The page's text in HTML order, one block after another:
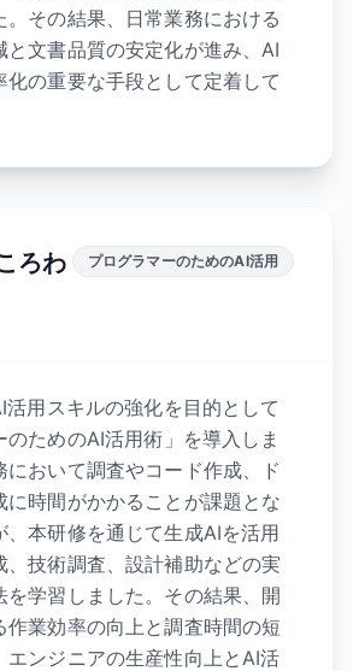
。その結果、日常業務における
と文書品質の安定化が進み、AI
化の重要な手段として定着して
ろわ
プログラマーのためのAI活用
活用スキルの強化を目的として
のためのAI活用術」を導入しま
において調査やコード作成、ド
に時間がかかることが課題とな
、本研修を通じて生成AIを活用
、技術調査、設計補助などの実
を学習しました。その結果、開
作業効率の向上と調査時間の短
エンジニアの生産性向上とAI活